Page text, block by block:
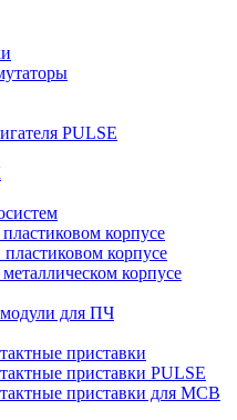
PULSE
корпусе
корпусе
корпусе
для ПЧ
приставки
приставки PULSE
приставки для MCB